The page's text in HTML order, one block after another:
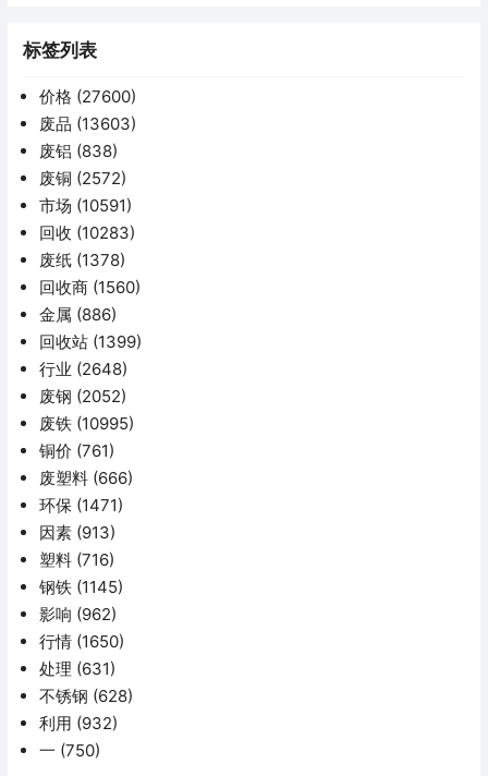
标签列表
价格 (27600)
废品 (13603)
废铝 (838)
废铜 (2572)
市场 (10591)
回收 (10283)
废纸 (1378)
回收商 (1560)
金属 (886)
回收站 (1399)
行业 (2648)
废钢 (2052)
废铁 (10995)
铜价 (761)
废塑料 (666)
环保 (1471)
因素 (913)
塑料 (716)
钢铁 (1145)
影响 (962)
行情 (1650)
处理 (631)
不锈钢 (628)
利用 (932)
一 (750)